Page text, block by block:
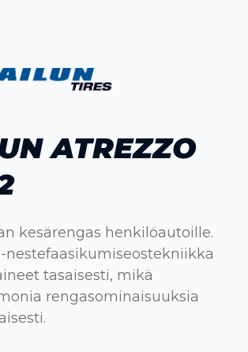
ATREZZO
kesärengas henkilöautoille.
nestefaasikumiseostekniikka
tasaisesti, mikä
rengasominaisuuksia